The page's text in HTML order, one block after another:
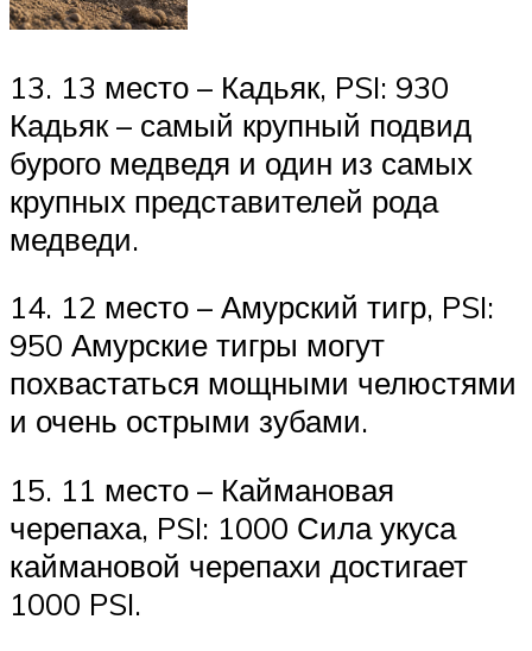
13. 13 место – Кадьяк, PSI: 930
Кадьяк – самый крупный подвид
бурого медведя и один из самых
крупных представителей рода
медведи.
14. 12 место – Амурский тигр, PSI:
950 Амурские тигры могут
похвастаться мощными челюстями
и очень острыми зубами.
15. 11 место – Каймановая
черепаха, PSI: 1000 Сила укуса
каймановой черепахи достигает
1000 PSI.